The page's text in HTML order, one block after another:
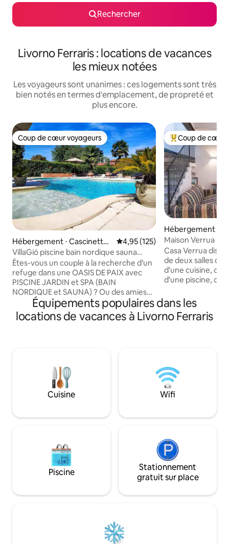
Rechercher
Livorno Ferraris : locations de vacances
les mieux notées
Les voyageurs sont unanimes : ces logements sont très
bien notés en termes d'emplacement, de propreté et
plus encore.
Coup de cœur voyageurs
Coup de cœur voyageurs
Hébergement ⋅ Cascinette
d'Ivrea
Évaluation moyenne sur la
4,95 (125)
VillaGió piscine bain nordique sauna
usage exclusif
Êtes-vous un couple à la recherche d’un
refuge dans une OASIS DE PAIX avec
PISCINE JARDIN et SPA (BAIN
NORDIQUE et SAUNA) ? Ou des amies
pour un WEEK-END différent ? Ou pour
un ANNIVERSAIRE ? Ou pour un
ANNIVERSAIRE ? Ou pour un WEEK-END
ÉQUIPÉE ! Les jours de pluie, de froid…
détente, bulles, chaleur et cocooning
dans notre spa et notre salle de sport. Il
s’agit d’une maison totalement
l’usage EXCLUSIF de nos clients.
Coups de cœur
Coup de cœur
Hébergement ⋅
Maison Verrua
Casa Verrua
de deux salles de
d'une cuisine,
d'une piscine,
électriques
partagée avec
établissements,
est sécurisé par
moustiques. Casa Verrua est proche de
villes fascinantes
Turin, Milan et
Équipements populaires dans les
locations de vacances à Livorno Ferraris
Cuisine Wifi
Piscine
Stationnement
gratuit sur place